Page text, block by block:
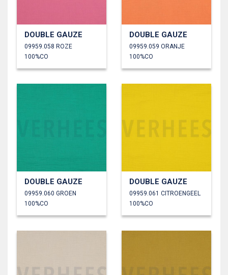
DOUBLE GAUZE
09959.058 ROZE
100%CO
DOUBLE GAUZE
09959.059 ORANJE
100%CO
DOUBLE GAUZE
09959.060 GROEN
100%CO
DOUBLE GAUZE
09959.061 CITROENGEEL
100%CO